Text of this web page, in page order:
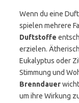
Wenn du eine
spielen mehrere
Duftstoffe
erzielen.
Eukalyptus oder
Stimmung und
Brenndauer
um ihre Wirkung